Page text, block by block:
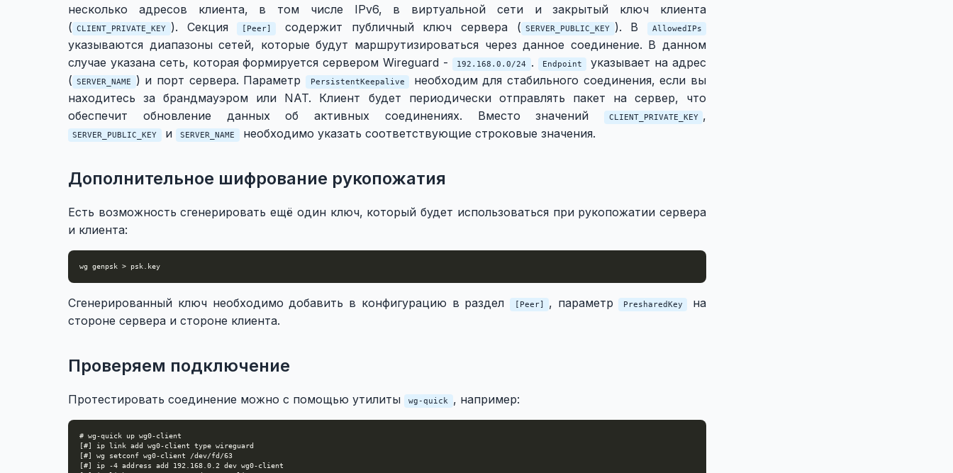
несколько адресов клиента, в том числе IPv6, в виртуальной сети и закрытый ключ клиента
( CLIENT_PRIVATE_KEY ). Секция [Peer] содержит публичный ключ сервера ( SERVER_PUBLIC_KEY ). В AllowedIPs
указываются диапазоны сетей, которые будут маршрутизироваться через данное соединение. В данном
случае указана сеть, которая формируется сервером Wireguard -
192.168.0.0/24 . Endpoint
указывает на адрес
( SERVER_NAME ) и порт сервера. Параметр PersistentKeepalive необходим для стабильного соединения, если вы
находитесь за брандмауэром или NAT. Клиент будет периодически отправлять пакет на сервер, что
обеспечит обновление данных об активных соединениях. Вместо значений CLIENT_PRIVATE_KEY ,
SERVER_PUBLIC_KEY и SERVER_NAME необходимо указать соответствующие строковые значения.
Дополнительное шифрование рукопожатия
Есть возможность сгенерировать ещё один ключ, который будет использоваться при рукопожатии сервера
и клиента:
Сгенерированный ключ необходимо добавить в конфигурацию в раздел [Peer] , параметр PresharedKey
на
стороне сервера и стороне клиента.
Проверяем подключение
Протестировать соединение можно с помощью утилиты wg-quick , например: